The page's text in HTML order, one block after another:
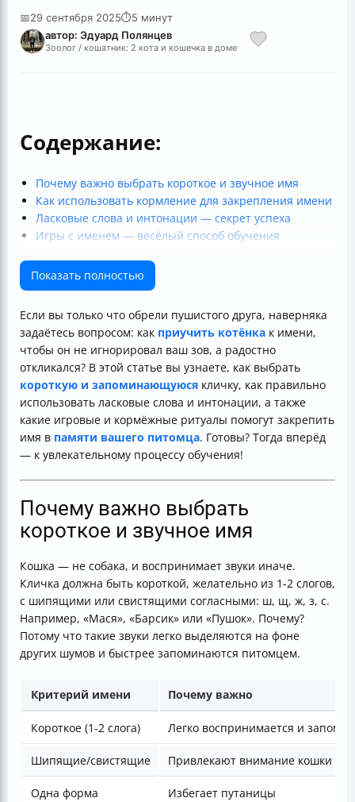
📅29 сентября 2025⏱5 минут
автор: Эдуард Полянцев
Зоолог / кошатник: 2 кота и кошечка в доме
Содержание:
Почему важно выбрать короткое и звучное имя
Как использовать кормление для закрепления имени
Ласковые слова и интонации — секрет успеха
Игры с именем — весёлый способ обучения
запоминанию
Как понять, что котёнок запомнил своё имя
Как сочетать игру, кормление и ласки для
максимального эффекта
Почему нельзя использовать «Киса», «Кот» и другие
общие слова
Сроки и этапы обучения
Как увеличить расстояние отклика
Вовлекайте всю семью
Итог
Полезные ссылки
Показать полностью
Если вы только что обрели пушистого друга, наверняка
задаётесь вопросом: как приучить котёнка к имени,
чтобы он не игнорировал ваш зов, а радостно
откликался? В этой статье вы узнаете, как выбрать
короткую и запоминающуюся кличку, как правильно
использовать ласковые слова и интонации, а также
какие игровые и кормёжные ритуалы помогут закрепить
имя в памяти вашего питомца. Готовы? Тогда вперёд
— к увлекательному процессу обучения!
Почему важно выбрать
короткое и звучное имя
Кошка — не собака, и воспринимает звуки иначе.
Кличка должна быть короткой, желательно из 1-2 слогов,
с шипящими или свистящими согласными: ш, щ, ж, з, с.
Например, «Мася», «Барсик» или «Пушок». Почему?
Потому что такие звуки легко выделяются на фоне
других шумов и быстрее запоминаются питомцем.
Критерий имени Почему важно
Короткое (1-2 слога) Легко воспринимается и
Шипящие/свистящие Привлекают внимание кошки
Одна форма Избегает путаницы